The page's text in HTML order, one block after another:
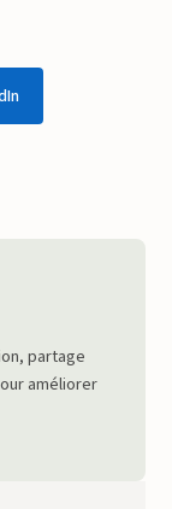
partage
améliorer